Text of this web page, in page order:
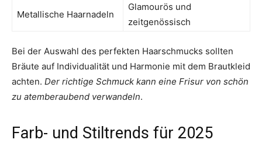
Metallische Haarnadeln
Glamourös und
zeitgenössisch
Bei der Auswahl des perfekten Haarschmucks sollten
Bräute auf Individualität und Harmonie mit dem Brautkleid
achten. Der richtige Schmuck kann eine Frisur von schön
zu atemberaubend verwandeln.
Farb- und Stiltrends für 2025